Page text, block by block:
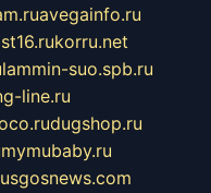
avegainfo.ru
korru.net
lammin-suo.spb.ru
line.ru
dugshop.ru
mymubaby.ru